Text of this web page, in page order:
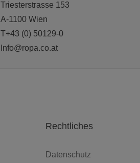
Triesterstrasse 153
A-1100 Wien
T+43 (0) 50129-0
Info@ropa.co.at
Rechtliches
Datenschutz